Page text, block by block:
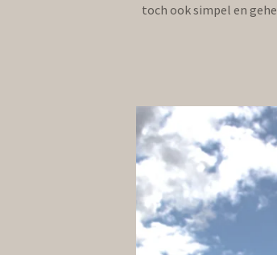
toch ook simpel en